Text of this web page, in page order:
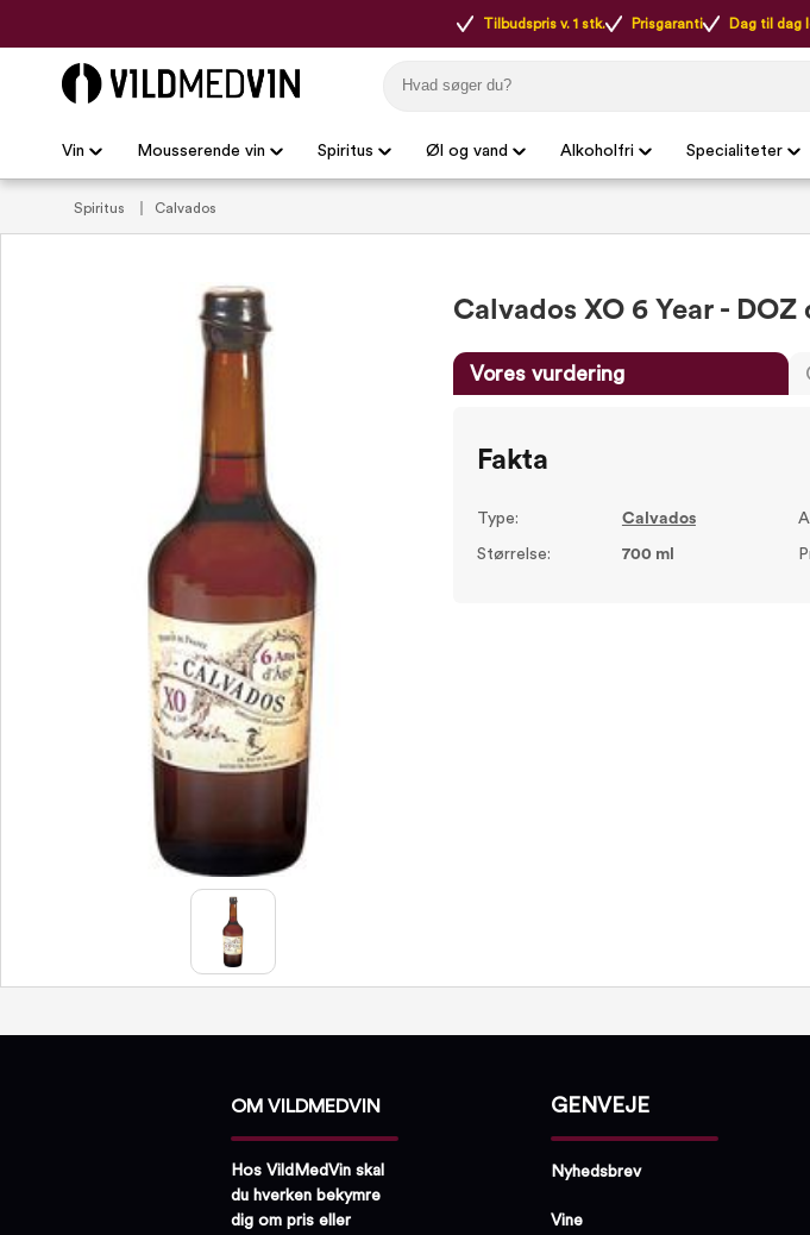
Tilbudspris v. 1 stk. Prisgaranti Dag til dag
Vin Mousserende vin Spiritus Øl og vand Alkoholfri Specialiteter
Spiritus Calvados
Calvados XO 6 Year - DOZ
Vores vurdering
Fakta
Type: Calvados
Størrelse: 700 ml
OM VILDMEDVIN
Hos VildMedVin skal
du hverken bekymre
dig om pris eller
GENVEJE
Nyhedsbrev
Vine